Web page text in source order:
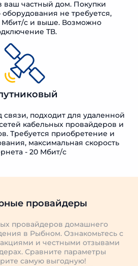
ваш частный дом. Покупки
не требуется,
Мбит/с и выше. Возможно
ТВ.
подходит для удаленной
кабельных провайдеров и
Требуется приобретение и
максимальная скорость
- 20 Мбит/с
провайдеры
провайдеров домашнего
в Рыбном. Ознакомьтесь с
и честными отзывами
Сравните параметры
самую выгодную!